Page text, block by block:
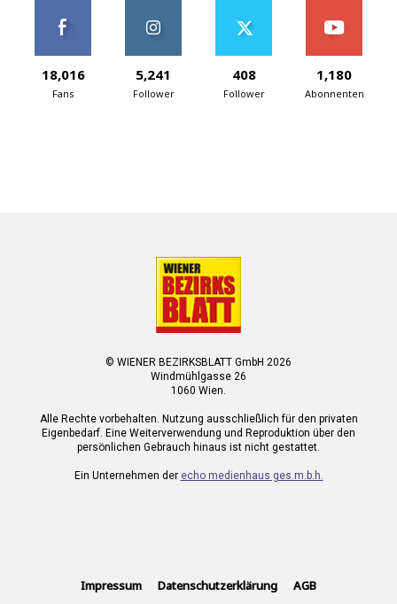
18,016
Fans
5,241
Follower
408
Follower
1,180
Abonnenten
© WIENER BEZIRKSBLATT GmbH 2026
Windmühlgasse 26
1060 Wien.
Alle Rechte vorbehalten. Nutzung ausschließlich für den privaten
Eigenbedarf. Eine Weiterverwendung und Reproduktion über den
persönlichen Gebrauch hinaus ist nicht gestattet.
Ein Unternehmen der echo medienhaus ges.m.b.h.
Impressum Datenschutzerklärung AGB